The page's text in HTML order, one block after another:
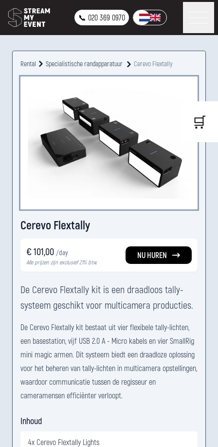
📞 020 369 0970
Rental Specialistische randapparatuur Cerevo Flextally
Cerevo Flextally
€ 101,00 /day
Alle prijzen zijn exclusief 21% btw.
NU HUREN
De Cerevo Flextally kit is een draadloos tally-
systeem geschikt voor multicamera producties.
De Cerevo Flextally kit bestaat uit vier flexibele tally-lichten,
een basestation, vijf USB 2.0 A - Micro kabels en vier SmallRig
mini magic armen. Dit systeem biedt een draadloze oplossing
voor het beheren van tally-lichten in multicamera opstellingen,
waardoor communicatie tussen de regisseur en
cameramensen efficiënter verloopt.
Inhoud
4x Cerevo Flextally Lights
🛒